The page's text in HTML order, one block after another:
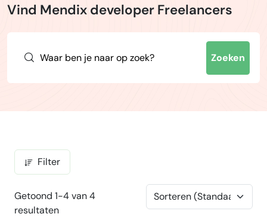
Vind Mendix developer Freelancers
Zoeken
Filter
Getoond 1-4 van 4
resultaten